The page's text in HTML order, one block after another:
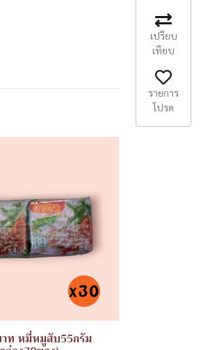
าท หมี่หมูสับ55กรัม
เปรียบ
เทียบ
รายการ
โปรด